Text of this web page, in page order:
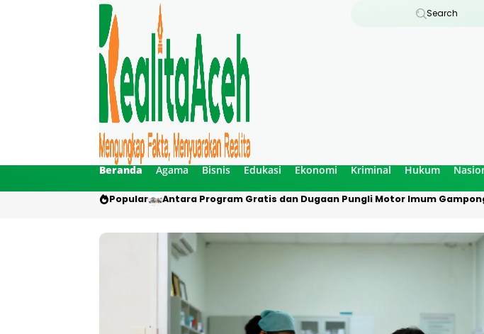
Search
Beranda Agama Bisnis Edukasi Ekonomi Kriminal Hukum
Popular Antara Program Gratis dan Dugaan Pungli Motor Imum